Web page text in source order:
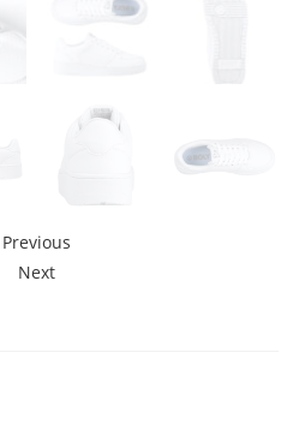
Previous
Next